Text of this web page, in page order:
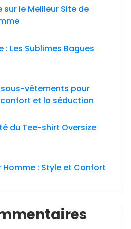
sur le Meilleur Site de
: Les Sublimes Bagues
sous-vêtements pour
et la séduction
du Tee-shirt Oversize
Homme : Style et Confort